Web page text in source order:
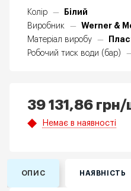
Колір —
Білий
Виробник
—
Werner &
Матеріал виробу
—
Робочий тиск води (бар)
39 131,86 грн/
Немає в наявності
ОПИС НАЯВНІСТЬ